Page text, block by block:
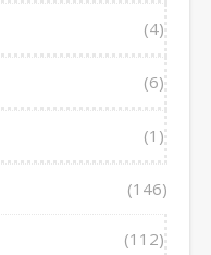
(4)
(6)
(1)
(146)
(112)